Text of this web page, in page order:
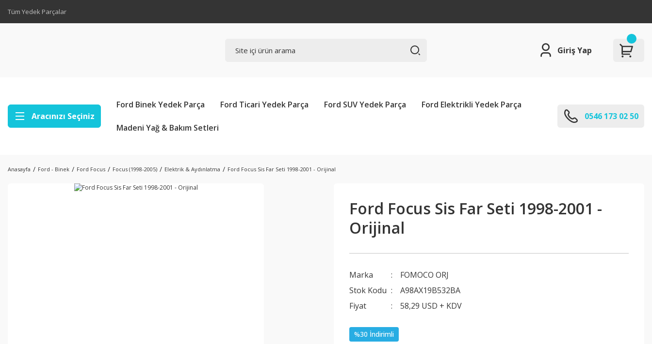
Tüm Yedek Parçalar
Giriş Yap
Aracınızı Seçiniz
Ford Binek Yedek Parça Ford Ticari Yedek Parça Ford SUV Yedek Parça Ford Elektrikli Yedek Parça
Madeni Yağ & Bakım Setleri
0546 173 02 50
Anasayfa Ford - Binek Ford Focus Focus (1998-2005) Elektrik & Aydınlatma Ford Focus Sis Far Seti 1998-2001 - Orijinal
Ford Focus Sis Far Seti 1998-2001 -
Orijinal
Marka
FOMOCO ORJ
Stok Kodu
A98AX19B532BA
Fiyat
58,29 USD + KDV
%30 İndirimli